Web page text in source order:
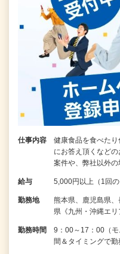
仕事内容
健康食品を食べた
にお答え頂くなど
案件や、弊社以外
給与 5,000円以上（1回
勤務地
熊本県、鹿児島県
県《九州・沖縄エリ
勤務時間
9：00～17：00（
間＆タイミングで